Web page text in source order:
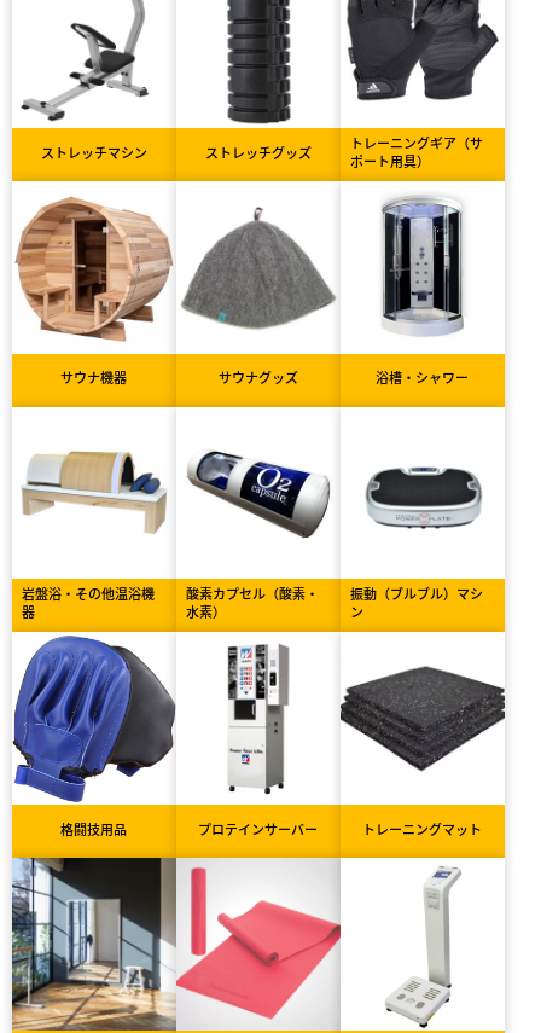
ストレッチマシン ストレッチグッズ
トレーニングギア（サ
ポート用具）
サウナ機器 サウナグッズ 浴槽・シャワー
岩盤浴・その他温浴機
器
酸素カプセル（酸素・
水素）
振動（ブルブル）マシ
ン
格闘技用品 プロテインサーバー トレーニングマット